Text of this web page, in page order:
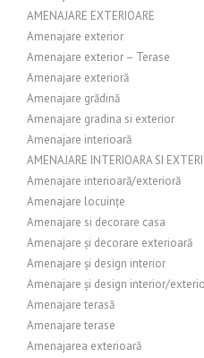
AMENAJARE EXTERIOARE
Amenajare exterior
Amenajare exterior – Terase
Amenajare exterioră
Amenajare grădină
Amenajare gradina si exterior
Amenajare interioară
AMENAJARE INTERIOARA SI
Amenajare interioară/exterioră
Amenajare locuințe
Amenajare si decorare casa
Amenajare și decorare exterioară
Amenajare și design interior
Amenajare și design interior/
Amenajare terasă
Amenajare terase
Amenajarea exterioară